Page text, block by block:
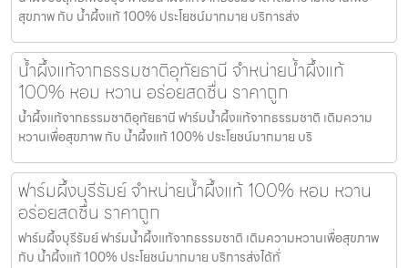
สุขภาพ กับ น้ำผึ้งแท้ 100% ประโยชน์มากมาย บริการส่ง
น้ำผึ้งแท้จากธรรมชาติอุทัยธานี จำหน่ายน้ำผึ้งแท้
100% หอม หวาน อร่อยสดชื่น ราคาถูก
น้ำผึ้งแท้จากธรรมชาติอุทัยธานี ฟาร์มน้ำผึ้งแท้จากธรรมชาติ เติมความ
หวานเพื่อสุขภาพ กับ น้ำผึ้งแท้ 100% ประโยชน์มากมาย บริ
ฟาร์มผึ้งบุรีรัมย์ จำหน่ายน้ำผึ้งแท้ 100% หอม หวาน
อร่อยสดชื่น ราคาถูก
ฟาร์มผึ้งบุรีรัมย์ ฟาร์มน้ำผึ้งแท้จากธรรมชาติ เติมความหวานเพื่อสุขภาพ
กับ น้ำผึ้งแท้ 100% ประโยชน์มากมาย บริการส่งได้ทั่